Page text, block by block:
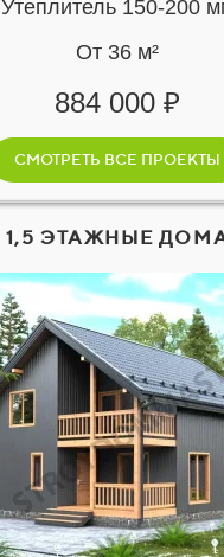
Утеплитель 150-200
От 36 м²
884 000 ₽
СМОТРЕТЬ ВСЕ ПРОЕКТЫ
1,5 ЭТАЖНЫЕ